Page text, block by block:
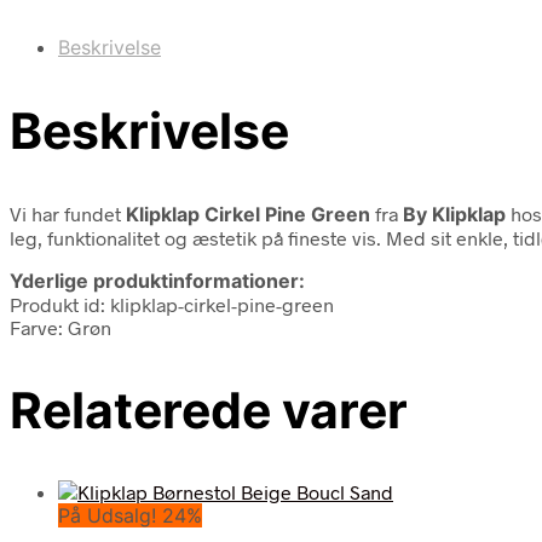
Beskrivelse
Beskrivelse
Vi har fundet Klipklap Cirkel Pine Green fra By Klipklap
leg, funktionalitet og æstetik på fineste vis. Med sit enkle,
Yderlige produktinformationer:
Produkt id: klipklap-cirkel-pine-green
Farve: Grøn
Relaterede varer
På Udsalg! 24%